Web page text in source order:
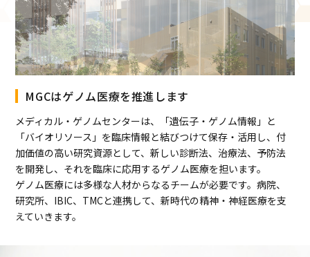
MGCはゲノム医療を推進します
メディカル・ゲノムセンターは、「遺伝子・ゲノム情報」と
「バイオリソース」を臨床情報と結びつけて保存・活用し、付
加価値の高い研究資源として、新しい診断法、治療法、予防法
を開発し、それを臨床に応用するゲノム医療を担います。
ゲノム医療には多様な人材からなるチームが必要です。病院、
研究所、IBIC、TMCと連携して、新時代の精神・神経医療を支
えていきます。